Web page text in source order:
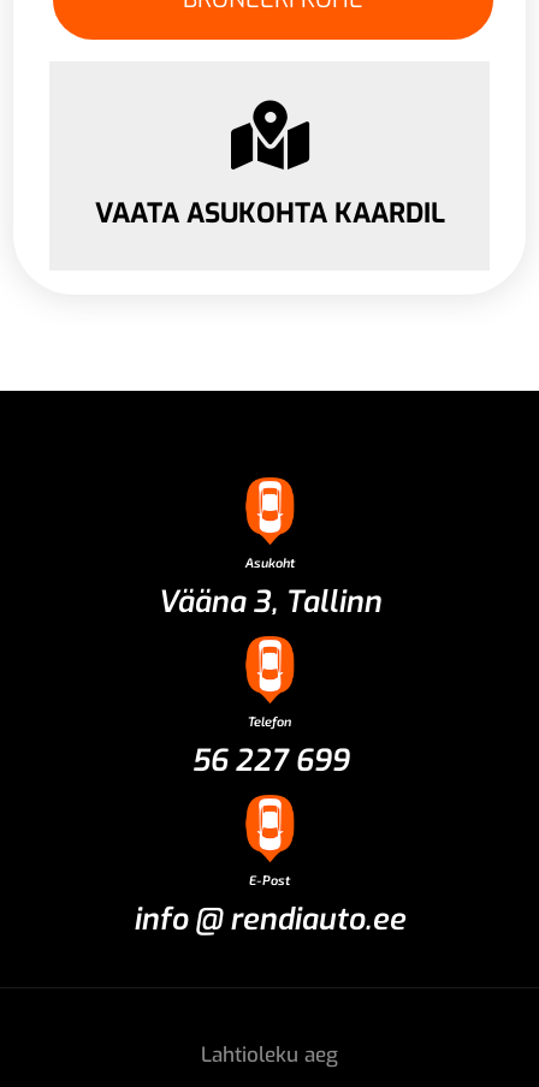
VAATA ASUKOHTA KAARDIL
Asukoht
Vääna 3, Tallinn
Telefon
56 227 699
E-Post
info @ rendiauto.ee
Lahtioleku aeg